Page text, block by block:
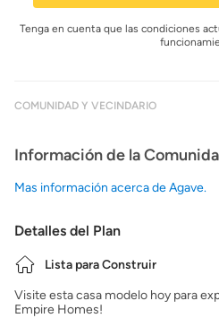
Tenga en cuenta que las condiciones
COMUNIDAD Y VECINDARIO
Información de la
Mas información acerca de Agave.
Detalles del Plan
Lista para Construir
Visite esta casa modelo hoy para
Empire Homes!